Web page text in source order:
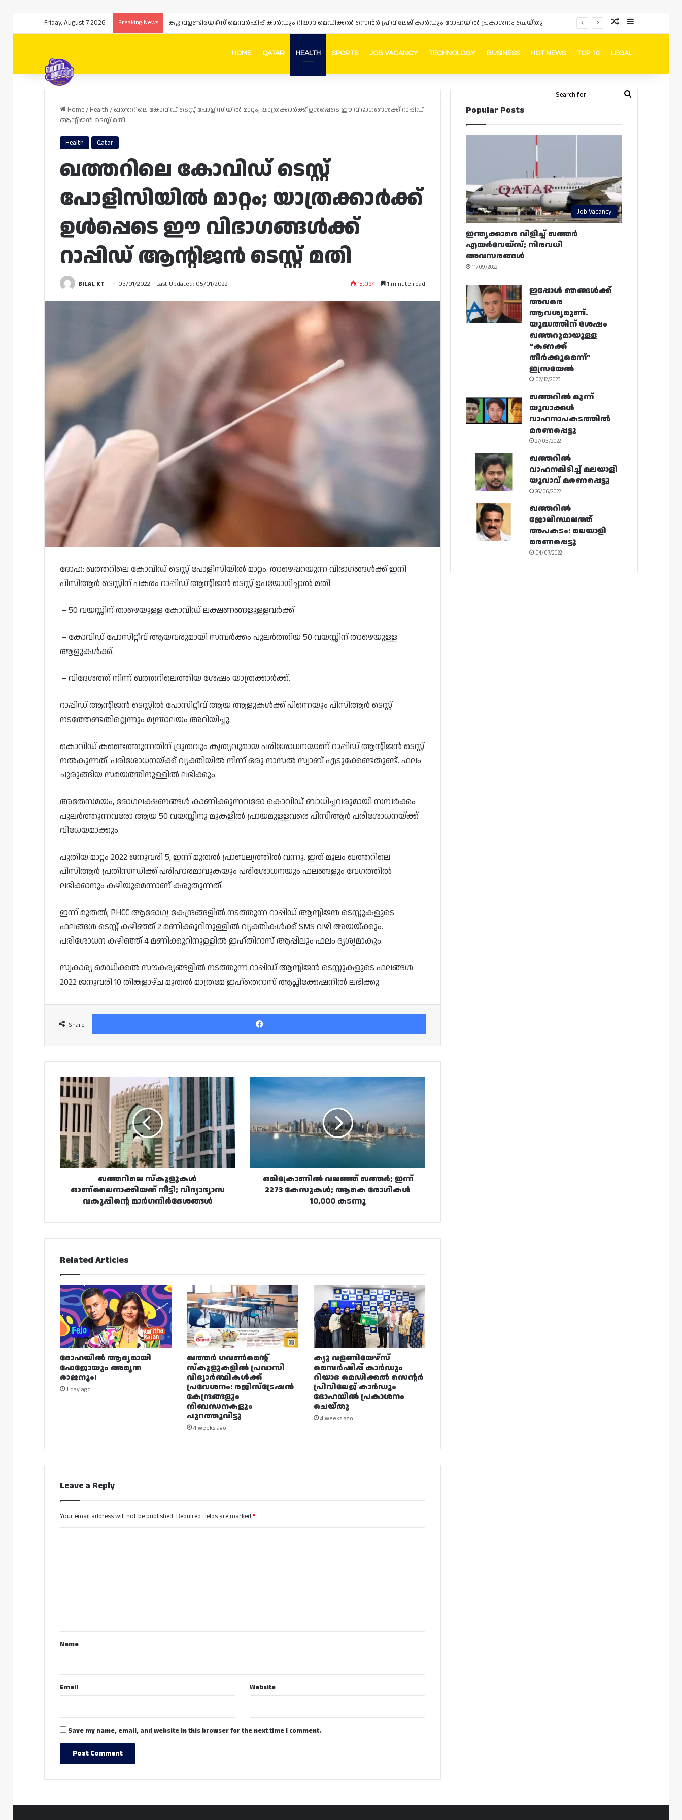
Friday, August 7 2026 Breaking News Random Article
Sidebar
HOME QATAR HEALTH SPORTS JOB VACANCY TECHNOLOGY BUSINESS HOT NEWS TOP 10 LEGAL
FacebookInstagram
Telegram
Whatsapp Random Article
Switch skin
Search
Home/ Health / ഖത്തറിലെ കോവിഡ് ടെസ്റ്റ് പോളിസിയിൽ മാറ്റം; യാത്രക്കാർക്ക് ഉൾപ്പെടെ ഈ വിഭാഗങ്ങൾക്ക് റാപ്പിഡ്
ആന്റിജൻ ടെസ്റ്റ് മതി
Health Qatar
ഖത്തറിലെ കോവിഡ് ടെസ്റ്റ്
പോളിസിയിൽ മാറ്റം; യാത്രക്കാർക്ക്
ഉൾപ്പെടെ ഈ വിഭാഗങ്ങൾക്ക്
റാപ്പിഡ് ആന്റിജൻ ടെസ്റ്റ് മതി
BILAL KT 05/01/2022 Last Updated: 05/01/2022 13,094 1 minute read
ദോഹ: ഖത്തറിലെ കോവിഡ് ടെസ്റ്റ് പോളിസിയിൽ മാറ്റം. താഴെപ്പറയുന്ന വിഭാഗങ്ങൾക്ക് ഇനി
പിസിആർ ടെസ്റ്റിന് പകരം റാപ്പിഡ് ആന്റിജൻ ടെസ്റ്റ് ഉപയോഗിച്ചാൽ മതി:
– 50 വയസ്സിന് താഴെയുള്ള കോവിഡ് ലക്ഷണങ്ങളുള്ളവർക്ക്
– കോവിഡ് പോസിറ്റീവ് ആയവരുമായി സമ്പർക്കം പുലർത്തിയ 50 വയസ്സിന് താഴെയുള്ള
ആളുകൾക്ക്.
– വിദേശത്ത് നിന്ന് ഖത്തറിലെത്തിയ ശേഷം യാത്രക്കാർക്ക്.
റാപ്പിഡ് ആന്റിജൻ ടെസ്റ്റിൽ പോസിറ്റീവ് ആയ ആളുകൾക്ക് പിന്നെയും പിസിആർ ടെസ്റ്റ്
നടത്തേണ്ടതില്ലെന്നും മന്ത്രാലയം അറിയിച്ചു.
കൊവിഡ് കണ്ടെത്തുന്നതിന് ദ്രുതവും കൃത്യവുമായ പരിശോധനയാണ് റാപ്പിഡ് ആന്റിജൻ ടെസ്റ്റ്
നൽകുന്നത്. പരിശോധനയ്ക്ക് വ്യക്തിയിൽ നിന്ന് ഒരു നാസൽ സ്വാബ് എടുക്കേണ്ടതുണ്ട്. ഫലം
ചുരുങ്ങിയ സമയത്തിനുള്ളിൽ ലഭിക്കും.
അതേസമയം, രോഗലക്ഷണങ്ങൾ കാണിക്കുന്നവരോ കൊവിഡ് ബാധിച്ചവരുമായി സമ്പർക്കം
പുലർത്തുന്നവരോ ആയ 50 വയസ്സിനു മുകളിൽ പ്രായമുള്ളവരെ പിസിആർ പരിശോധനയ്ക്ക്
വിധേയമാക്കും.
പുതിയ മാറ്റം 2022 ജനുവരി 5, ഇന്ന് മുതൽ പ്രാബല്യത്തിൽ വന്നു. ഇത് മൂലം ഖത്തറിലെ
പിസിആർ പ്രതിസന്ധിക്ക് പരിഹാരമാവുകയും പരിശോധനയും ഫലങ്ങളും വേഗത്തിൽ
ലഭിക്കാനും കഴിയുമെന്നാണ് കരുതുന്നത്.
ഇന്ന് മുതൽ, PHCC ആരോഗ്യ കേന്ദ്രങ്ങളിൽ നടത്തുന്ന റാപ്പിഡ് ആന്റിജൻ ടെസ്റ്റുകളുടെ
ഫലങ്ങൾ ടെസ്റ്റ് കഴിഞ്ഞ് 2 മണിക്കൂറിനുള്ളിൽ വ്യക്തികൾക്ക് SMS വഴി അയയ്ക്കും.
പരിശോധന കഴിഞ്ഞ് 4 മണിക്കൂറിനുള്ളിൽ ഇഹ്തിറാസ്‌ ആപ്പിലും ഫലം ദൃശ്യമാകും.
സ്വകാര്യ മെഡിക്കൽ സൗകര്യങ്ങളിൽ നടത്തുന്ന റാപ്പിഡ് ആന്റിജൻ ടെസ്റ്റുകളുടെ ഫലങ്ങൾ
2022 ജനുവരി 10 തിങ്കളാഴ്ച മുതൽ മാത്രമേ ഇഹ്തെറാസ് ആപ്ലിക്കേഷനിൽ ലഭിക്കൂ.
Share
Facebook
ഖത്തറിലെ
സ്‌കൂളുകൾ
ഓണ്ലൈനാക്കിയത്
നീട്ടി;
വിദ്യാഭ്യാസ
വകുപ്പിന്റെ
മാർഗനിർദേശങ്ങൾ
ഖത്തറിലെ സ്‌കൂളുകൾ
ഓണ്ലൈനാക്കിയത് നീട്ടി; വിദ്യാഭ്യാസ
വകുപ്പിന്റെ മാർഗനിർദേശങ്ങൾ
വലഞ്ഞ്
ഖത്തർ;
2273
കേസുകൾ;
10,000
കടന്നുഒമിക്രോണിൽ വലഞ്ഞ് ഖത്തർ; ഇന്ന്
2273 കേസുകൾ; ആകെ രോഗികൾ
10,000 കടന്നു
Related Articles
ദോഹയിൽ ആദ്യമായി
ഫേജോയും അമൃത
രാജനും!
1 day ago
ഖത്തർ ഗവൺമെന്റ്
സ്കൂളുകളിൽ പ്രവാസി
വിദ്യാർത്ഥികൾക്ക്
പ്രവേശനം: രജിസ്ട്രേഷൻ
കേന്ദ്രങ്ങളും
നിബന്ധനകളും
പുറത്തുവിട്ടു
4 weeks ago
ക്യു വളണ്ടിയേഴ്‌സ്
മെമ്പർഷിപ്പ് കാർഡും
റിയാദ മെഡിക്കൽ സെന്റർ
പ്രിവിലേജ് കാർഡും
ദോഹയിൽ പ്രകാശനം
ചെയ്തു
4 weeks ago
Leave a Reply
Your email address will not be published. Required fields are marked *
*Name
Email Website
Save my name, email, and website in this browser for the next time I comment.
Popular Posts
Job Vacancy
ഇന്ത്യക്കാരെ വിളിച്ച് ഖത്തർ
എയർവേയ്‌സ്; നിരവധി
അവസരങ്ങൾ
11/09/2022
ഇപ്പോൾ ഞങ്ങൾക്ക്
അവരെ
ആവശ്യമുണ്ട്.
യുദ്ധത്തിന് ശേഷം
ഖത്തറുമായുള്ള
“കണക്ക്
തീർക്കുമെന്ന്”
ഇസ്രയേൽ
02/12/2023
ഖത്തറിൽ മൂന്ന്
യുവാക്കൾ
വാഹനാപകടത്തിൽ
മരണപ്പെട്ടു
27/03/2022
ഖത്തറിൽ
വാഹനമിടിച്ച് മലയാളി
യുവാവ് മരണപ്പെട്ടു
26/06/2022
ഖത്തറിൽ
ജോലിസ്ഥലത്ത്
അപകടം: മലയാളി
മരണപ്പെട്ടു
04/07/2022